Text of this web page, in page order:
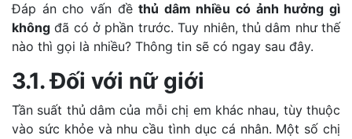
Đáp án cho vấn đềthủ dâm nhiều có ảnh hưởng gì
không đã có ở phần trước. Tuy nhiên, thủ dâm như thế
nào thì gọi là nhiều? Thông tin sẽ có ngay sau đây.
3.1. Đối với nữ giới
Tần suất thủ dâm của mỗi chị em khác nhau, tùy thuộc
vào sức khỏe và nhu cầu tình dục cá nhân. Một số chị